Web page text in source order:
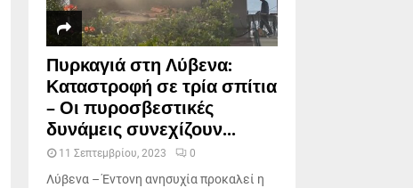
Πυρκαγιά στη Λύβενα:
Καταστροφή σε τρία σπίτια
– Οι πυροσβεστικές
δυνάμεις συνεχίζουν...
11 Σεπτεμβρίου, 2023 0
Λύβενα – Έντονη ανησυχία προκαλεί η